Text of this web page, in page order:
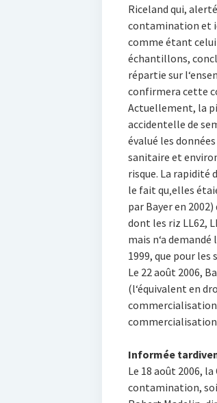
Riceland qui,
contamination et
comme étant celui
échantillons,
répartie sur
confirmera cette
Actuellement, la
accidentelle de
évalué les
sanitaire et
risque. La rapidité
le fait qu‚elles
par Bayer en
dont les riz LL62,
mais n‘a
1999, que pour les
Le 22 août 2006,
(l‘équivalent en
commercialisation
Informée
Le 18 août 2006,
contamination,